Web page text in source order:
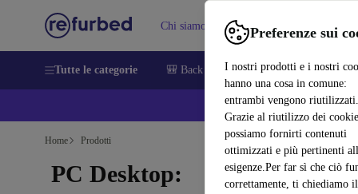
Preferenze sui
I nostri prodotti e i nostri
hanno una cosa in comune:
entrambi vengono riutilizzati.
Grazie al riutilizzo dei
possiamo fornirti contenuti
ottimizzati e più pertinenti
esigenze.Per far sì che ciò
correttamente, ti chiediamo il
Chi siamo Vendere Assistenza
Tutte le categorie 🎒 Back to school Smartphone
💰
Home Prodotti
PC Desktop: